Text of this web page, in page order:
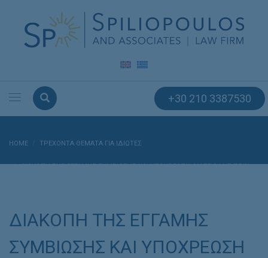
+30 210 3387530
HOME ΤΡΕΧΟΝΤΑ ΘΕΜΑΤΑ ΓΙΑ ΙΔΙΩΤΕΣ
ΔΙΑΚΟΠΗ ΤΗΣ ΕΓΓΑΜΗΣ ΣΥΜΒΙΩΣΗΣ ΚΑΙ ΥΠΟΧΡΕΩΣΗ ΔΙΑΤΡΟΦΗΣ ΠΡΙΝ
ΔΙΑΚΟΠΗ ΤΗΣ ΕΓΓΑΜΗΣ
ΣΥΜΒΙΩΣΗΣ ΚΑΙ ΥΠΟΧΡΕΩΣΗ